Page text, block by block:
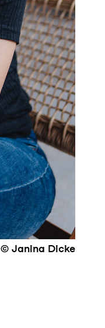
© Janina Dicke